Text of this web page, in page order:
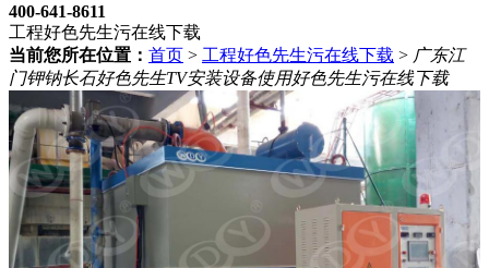
400-641-8611
工程好色先生污在线下载
当前您所在位置： 首页 > 工程好色先生污在线下载 > 广东江
门钾钠长石好色先生TV安装设备使用好色先生污在线下载